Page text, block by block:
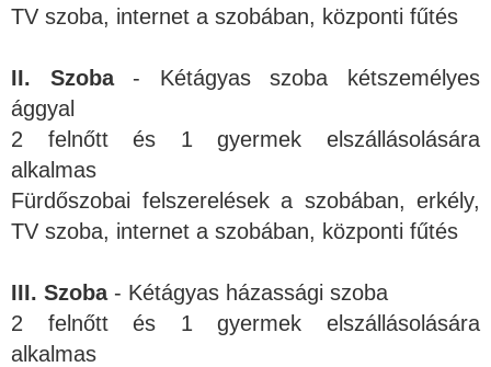
TV szoba, internet a szobában, központi fűtés
II. Szoba- Kétágyas szoba kétszemélyes
ággyal
2 felnőtt és 1 gyermek elszállásolására
alkalmas
Fürdőszobai felszerelések a szobában, erkély,
TV szoba, internet a szobában, központi fűtés
III. Szoba- Kétágyas házassági szoba
2 felnőtt és 1 gyermek elszállásolására
alkalmas